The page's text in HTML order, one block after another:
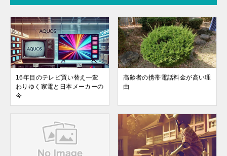
16年目のテレビ買い替え—変
わりゆく家電と日本メーカーの
今
高齢者の携帯電話料金が高い理
由